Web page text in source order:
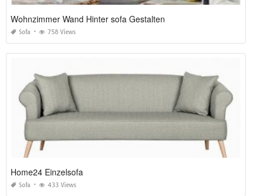
Wohnzimmer Wand Hinter sofa Gestalten
Sofa 758 Views
Home24 Einzelsofa
Sofa 433 Views